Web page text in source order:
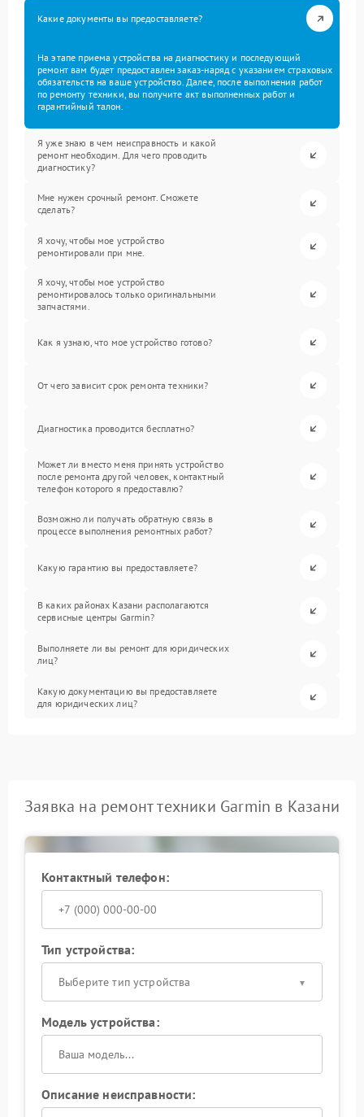
Какие документы вы предоставляете?
На этапе приема устройства на диагностику и последующий
ремонт вам будет предоставлен заказ-наряд с указанием страховых
обязательств на ваше устройство. Далее, после выполнения работ
по ремонту техники, вы получите акт выполненных работ и
гарантийный талон.
Я уже знаю в чем неисправность и какой
ремонт необходим. Для чего проводить
диагностику?
Мне нужен срочный ремонт. Сможете
сделать?
Я хочу, чтобы мое устройство
ремонтировали при мне.
Я хочу, чтобы мое устройство
ремонтировалось только оригинальными
запчастями.
Как я узнаю, что мое устройство готово?
От чего зависит срок ремонта техники?
Диагностика проводится бесплатно?
Может ли вместо меня принять устройство
после ремонта другой человек, контактный
телефон которого я предоставлю?
Возможно ли получать обратную связь в
процессе выполнения ремонтных работ?
Какую гарантию вы предоставляете?
В каких районах Казани располагаются
сервисные центры Garmin?
Выполняете ли вы ремонт для юридических
лиц?
Какую документацию вы предоставляете
для юридических лиц?
Заявка на ремонт техники Garmin в Казани
Контактный телефон:
Тип устройства:
Выберите тип устройства
Модель устройства:
Описание неисправности: